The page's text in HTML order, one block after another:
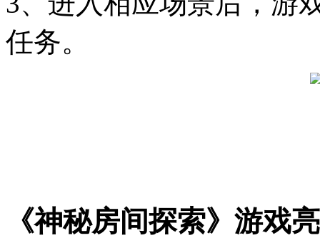
任务。
《神秘房间探索》游戏